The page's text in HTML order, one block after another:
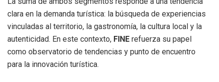
clara en la demanda turística: la búsqueda de experiencias
vinculadas al territorio, la gastronomía, la cultura local y la
autenticidad. En este contexto, FINE refuerza su papel
como observatorio de tendencias y punto de encuentro
para la innovación turística.